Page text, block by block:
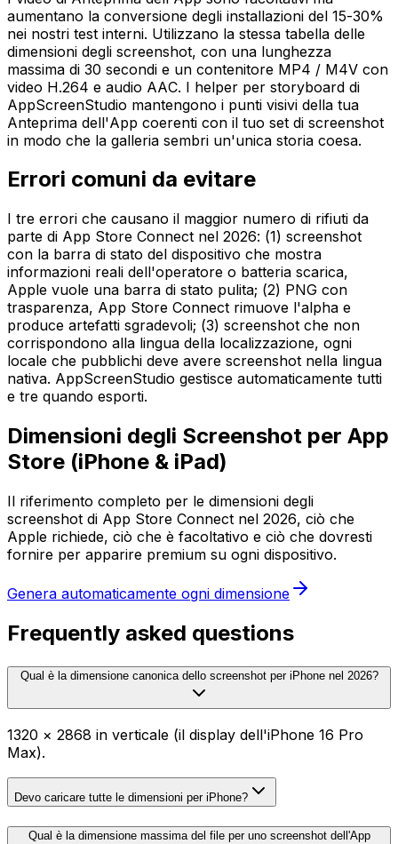
aumentano la conversione degli installazioni del 15-30%
nei nostri test interni. Utilizzano la stessa tabella delle
dimensioni degli screenshot, con una lunghezza
massima di 30 secondi e un contenitore MP4 / M4V con
video H.264 e audio AAC. I helper per storyboard di
AppScreenStudio mantengono i punti visivi della tua
Anteprima dell'App coerenti con il tuo set di screenshot
in modo che la galleria sembri un'unica storia coesa.
Errori comuni da evitare
I tre errori che causano il maggior numero di rifiuti da
parte di App Store Connect nel 2026: (1) screenshot
con la barra di stato del dispositivo che mostra
informazioni reali dell'operatore o batteria scarica,
Apple vuole una barra di stato pulita; (2) PNG con
trasparenza, App Store Connect rimuove l'alpha e
produce artefatti sgradevoli; (3) screenshot che non
corrispondono alla lingua della localizzazione, ogni
locale che pubblichi deve avere screenshot nella lingua
nativa. AppScreenStudio gestisce automaticamente tutti
e tre quando esporti.
Dimensioni degli Screenshot per App
Store (iPhone & iPad)
Il riferimento completo per le dimensioni degli
screenshot di App Store Connect nel 2026, ciò che
Apple richiede, ciò che è facoltativo e ciò che dovresti
fornire per apparire premium su ogni dispositivo.
Genera automaticamente ogni dimensione
Frequently asked questions
Qual è la dimensione canonica dello screenshot per iPhone nel 2026?
1320 × 2868 in verticale (il display dell'iPhone 16 Pro
Max).
Devo caricare tutte le dimensioni per iPhone?
Qual è la dimensione massima del file per uno screenshot dell'App